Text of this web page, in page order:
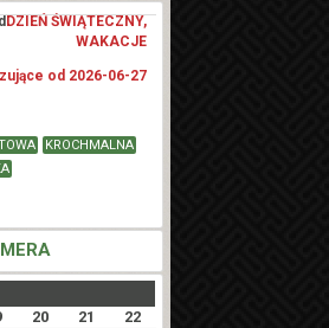
DZIEŃ ŚWIĄTECZNY,
WAKACJE
od 2026-06-27
KROCHMALNA
20 21 22